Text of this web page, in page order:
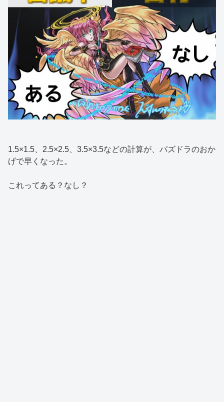
1.5×1.5、2.5×2.5、3.5×3.5などの計算が、パズドラのおか
げで早くなった。
これってある？なし？